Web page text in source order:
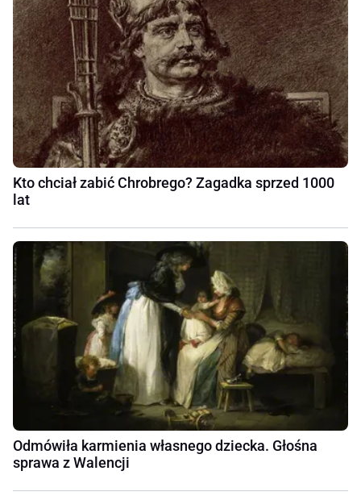
Kto chciał zabić Chrobrego? Zagadka sprzed 1000
lat
Odmówiła karmienia własnego dziecka. Głośna
sprawa z Walencji